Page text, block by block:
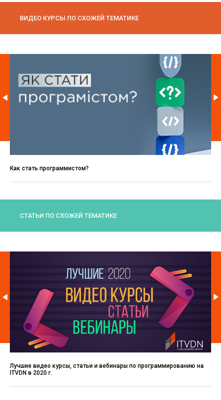
ВИДЕО КУРСЫ ПО СХОЖЕЙ ТЕМАТИКЕ
Как стать программистом?
СТАТЬИ ПО СХОЖЕЙ ТЕМАТИКЕ
Лучшие видео курсы, статьи и вебинары по программированию на
ITVDN в 2020 г.